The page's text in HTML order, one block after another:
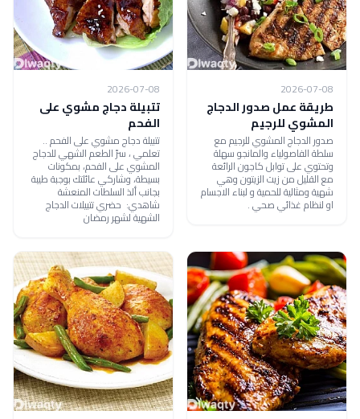
2026-07-08
طريقة عمل صدور الدجاج
المشوي للرجيم
صدور الدجاج المشوي للرجيم مع
سلطة الفاصولياء والمانجو سهلة
وتحتوي على توابل كاجون الرائعة
مع القليل من زيت الزيتون وهي
شهية ومثالية للحمية و لبناء الاجسام
او لنظام غذائي صحي .
2026-07-08
تتبيلة دجاج مشوي على
الفحم
تتبيلة دجاج مشوي على الفحم ..
تعلمي ، سرّ الطعم الشهي للدجاج
المشوي على الفحم، بمكونات
بسيطة، وشاركي عائلتك بوجبة طيبة
بجانب ألذ السلطات المنعشة
شاهدي: حضري تتبيلات الدجاج
الشهية لشهر رمضان